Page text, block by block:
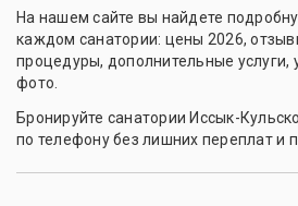
На нашем сайте вы найдете
каждом санатории: цены 2026,
процедуры, дополнительные услуги,
фото.
Бронируйте санатории Иссык-
по телефону без лишних переплат и